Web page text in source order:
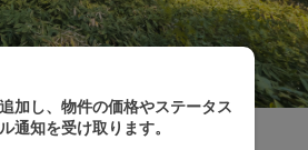
加し、物件の価格やステータス
通知を受け取ります。